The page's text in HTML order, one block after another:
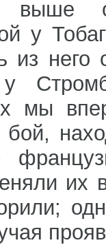
у
из
мы
бой,
их